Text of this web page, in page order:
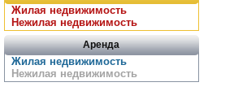
Жилая недвижимость
Нежилая недвижимость
Аренда
Жилая недвижимость
Нежилая недвижимость